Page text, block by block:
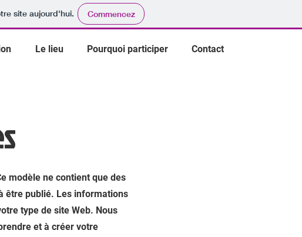
site aujourd'hui. Commencez
Le lieu Pourquoi participer Contact
modèle ne contient que des
être publié. Les informations
type de site Web. Nous
et à créer votre